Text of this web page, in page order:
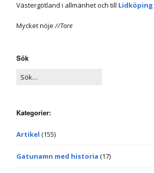
Västergötland i allmänhet och till Lidköping
Mycket nöje//Tore
Sök
Kategorier:
Artikel (155)
Gatunamn med historia (17)